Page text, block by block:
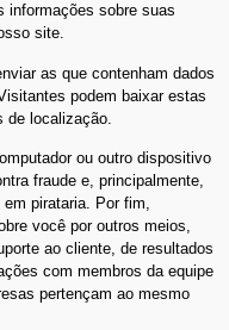
informações sobre suas
site.
as que contenham dados
podem baixar estas
localização.
ou outro dispositivo
fraude e, principalmente,
pirataria. Por fim,
você por outros meios,
ao cliente, de resultados
com membros da equipe
pertençam ao mesmo